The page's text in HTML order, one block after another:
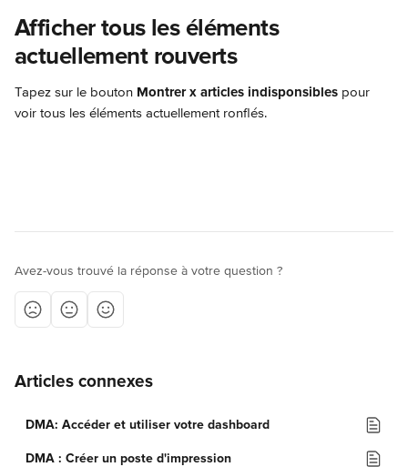
Afficher tous les éléments
actuellement rouverts
Tapez sur le bouton Montrer x articles indisponsibles pour
voir tous les éléments actuellement ronflés.
Avez-vous trouvé la réponse à votre question ?
Articles connexes
DMA: Accéder et utiliser votre dashboard
DMA : Créer un poste d'impression